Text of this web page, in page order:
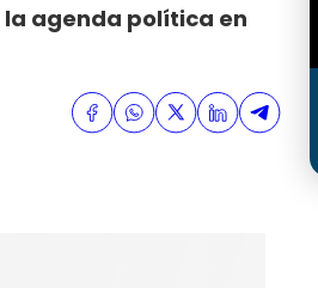
agenda política en